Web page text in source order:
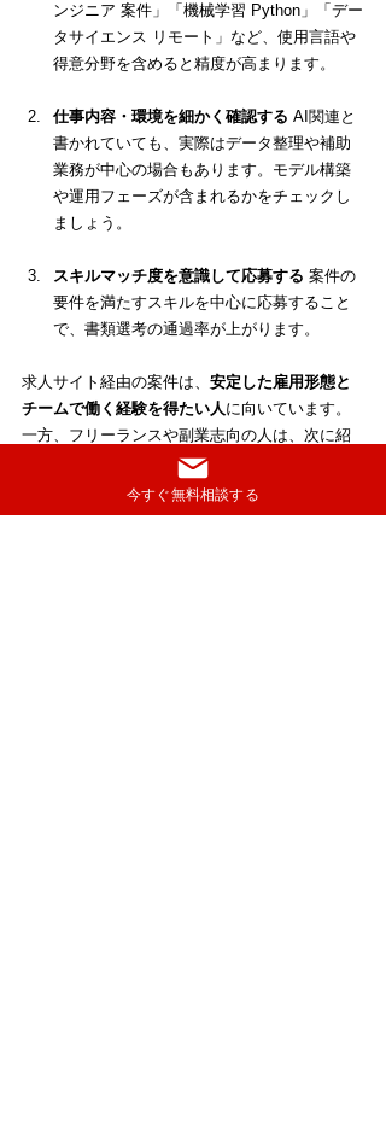
ンジニア 案件」「機械学習 Python」「デー
タサイエンス リモート」など、使用言語や
得意分野を含めると精度が高まります。
仕事内容・環境を細かく確認する AI関連と
書かれていても、実際はデータ整理や補助
業務が中心の場合もあります。モデル構築
や運用フェーズが含まれるかをチェックし
ましょう。
スキルマッチ度を意識して応募する 案件の
要件を満たすスキルを中心に応募すること
で、書類選考の通過率が上がります。
求人サイト経由の案件は、 安定した雇用形態と
チームで働く経験を得たい人に向いています。
一方、フリーランスや副業志向の人は、次に紹
エージェント型のサービス
今すぐ無料相談する